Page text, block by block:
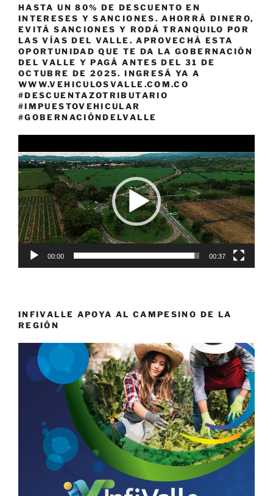
HASTA UN 80% DE DESCUENTO EN
INTERESES Y SANCIONES. AHORRÁ DINERO,
EVITÁ SANCIONES Y RODÁ TRANQUILO POR
LAS VÍAS DEL VALLE. APROVECHÁ ESTA
OPORTUNIDAD QUE TE DA LA GOBERNACIÓN
DEL VALLE Y PAGÁ ANTES DEL 31 DE
OCTUBRE DE 2025. INGRESÁ YA A
WWW.VEHICULOSVALLE.COM.CO
#DESCUENTAZOTRIBUTARIO
#IMPUESTOVEHICULAR
#GOBERNACIÓNDELVALLE
de
vídeo
00:00 00:37
INFIVALLE APOYA AL CAMPESINO DE LA
REGIÓN